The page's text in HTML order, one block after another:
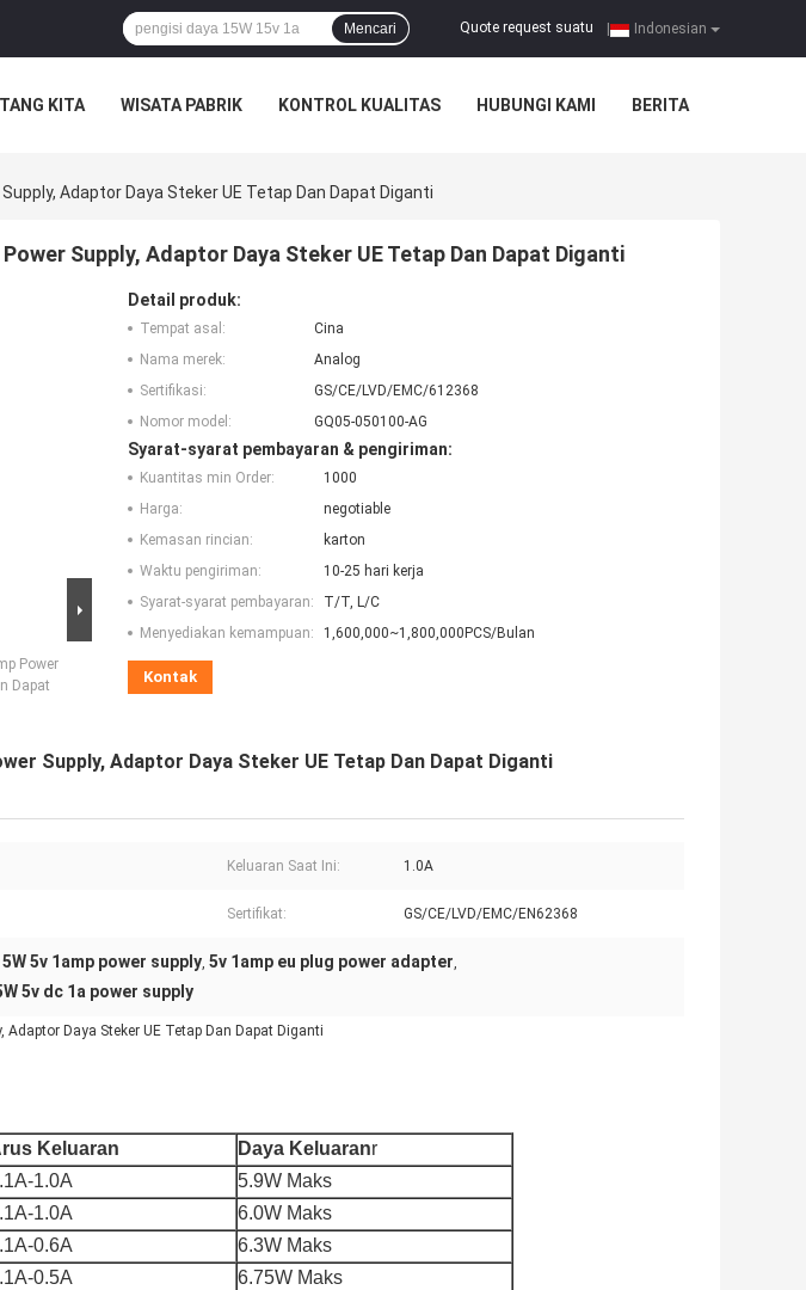
Indonesian
Quote request suatu
Mencari
KITA WISATA PABRIK KONTROL KUALITAS HUBUNGI KAMI BERITA
Adaptor Daya Steker UE Tetap Dan Dapat Diganti
Supply, Adaptor Daya Steker UE Tetap Dan Dapat Diganti
Power
Dapat
Detail produk:
Tempat asal:
Cina
Nama merek:
Analog
Sertifikasi:
GS/CE/LVD/EMC/612368
Nomor model:
GQ05-050100-AG
Syarat-syarat pembayaran & pengiriman:
Kuantitas min Order:
1000
Harga:
negotiable
Kemasan rincian:
karton
Waktu pengiriman:
10-25 hari kerja
Syarat-syarat pembayaran:
T/T, L/C
Menyediakan kemampuan:
1,600,000~1,800,000PCS/Bulan
Kontak
Supply, Adaptor Daya Steker UE Tetap Dan Dapat Diganti
Keluaran Saat Ini: 1.0A
Sertifikat: GS/CE/LVD/EMC/EN62368
5W 5v 1amp power supply, 5v 1amp eu plug power adapter,
5v dc 1a power supply
Adaptor Daya Steker UE Tetap Dan Dapat Diganti
Keluaran Daya Keluaranr
1.0A
5.9W Maks
1.0A
6.0W Maks
0.6A
6.3W Maks
0.5A
6.75W Maks